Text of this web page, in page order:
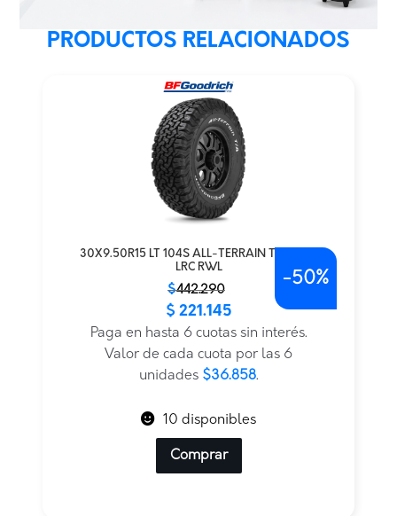
PRODUCTOS RELACIONADOS
30X9.50R15 LT 104S ALL-TERRAIN T/A KO2
LRC RWL
$442.290
original
actual
$ 221.145
Paga en hasta 6 cuotas sin interés.
Valor de cada cuota por las 6
unidades $36.858.
-50%
10 disponibles
Comprar